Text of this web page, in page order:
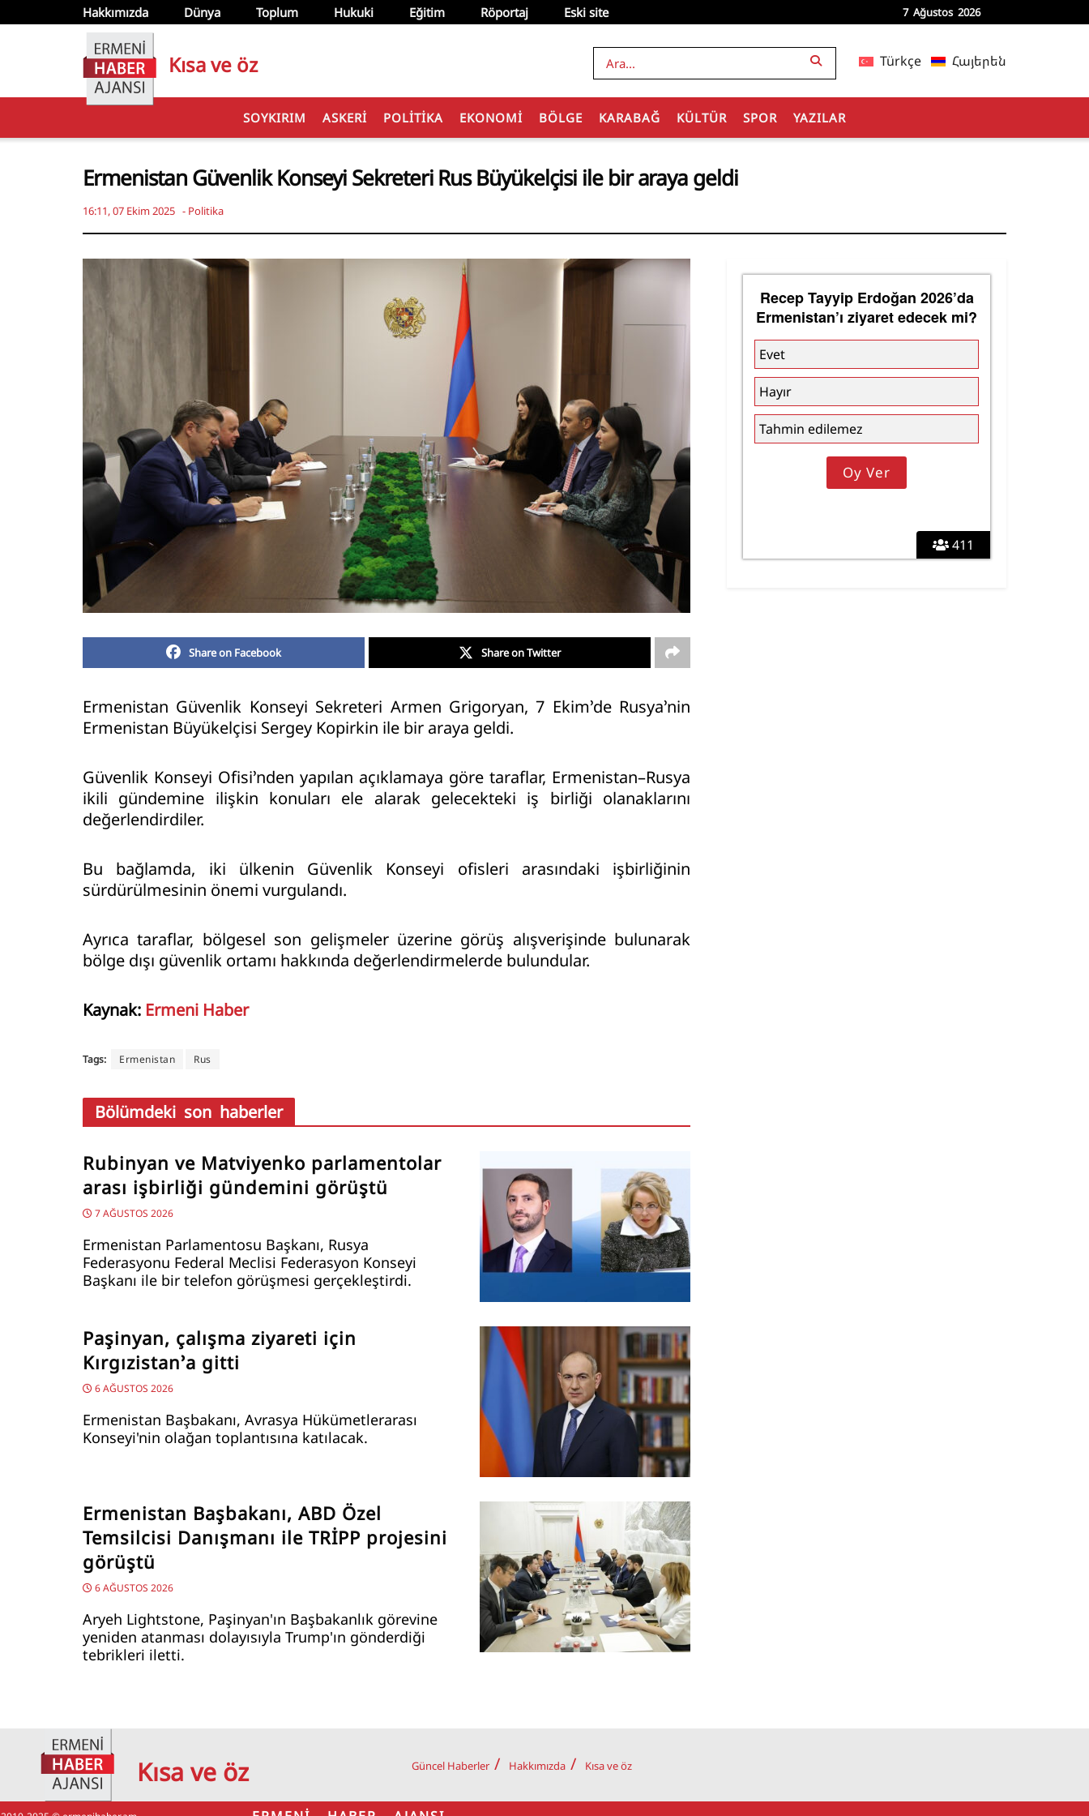
Hakkımızda Dünya Toplum Hukuki Eğitim Röportaj Eski site 7 Ağustos 2026
Kısa ve öz Türkçe Հայերեն
SOYKIRIM ASKERI POLITIKA EKONOMI BÖLGE KARABAĞ KÜLTÜR SPOR YAZILAR
Ermenistan Güvenlik Konseyi Sekreteri Rus Büyükelçisi ile bir araya geldi
16:11, 07 Ekim 2025 - Politika
Share on Facebook Share on Twitter
Ermenistan Güvenlik Konseyi Sekreteri Armen Grigoryan, 7 Ekim’de Rusya’nin
Ermenistan Büyükelçisi Sergey Kopirkin ile bir araya geldi.
Güvenlik Konseyi Ofisi’nden yapılan açıklamaya göre taraflar, Ermenistan–Rusya
ikili gündemine ilişkin konuları ele alarak gelecekteki iş birliği olanaklarını
değerlendirdiler.
Bu bağlamda, iki ülkenin Güvenlik Konseyi ofisleri arasındaki işbirliğinin
sürdürülmesinin önemi vurgulandı.
Ayrıca taraflar, bölgesel son gelişmeler üzerine görüş alışverişinde bulunarak
bölge dışı güvenlik ortamı hakkında değerlendirmelerde bulundular.
Kaynak: Ermeni Haber
Tags: Ermenistan Rus
Bölümdeki son haberler
Rubinyan ve Matviyenko parlamentolar
arası işbirliği gündemini görüştü
7 AĞUSTOS 2026
Ermenistan Parlamentosu Başkanı, Rusya
Federasyonu Federal Meclisi Federasyon Konseyi
Başkanı ile bir telefon görüşmesi gerçekleştirdi.
Paşinyan, çalışma ziyareti için
Kırgızistan’a gitti
6 AĞUSTOS 2026
Ermenistan Başbakanı, Avrasya Hükümetlerarası
Konseyi'nin olağan toplantısına katılacak.
Ermenistan Başbakanı, ABD Özel
Temsilcisi Danışmanı ile TRİPP projesini
görüştü
6 AĞUSTOS 2026
Aryeh Lightstone, Paşinyan'ın Başbakanlık görevine
yeniden atanması dolayısıyla Trump'ın gönderdiği
tebrikleri iletti.
411
Recep Tayyip Erdoğan 2026’da
Ermenistan’ı ziyaret edecek mi?
Evet
Hayır
Tahmin edilemez
Kısa ve öz Güncel Haberler Hakkımızda Kısa ve öz